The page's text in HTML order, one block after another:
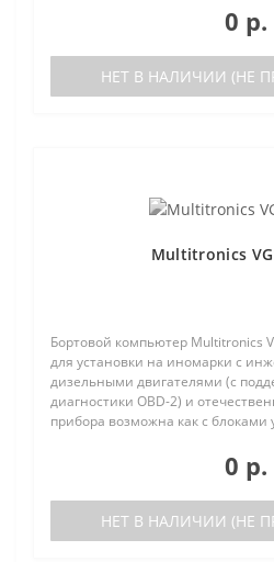
0 р.
НЕТ В НАЛИЧИИ (НЕ
Multitronics
Бортовой компьютер Multitronics
для установки на иномарки с
дизельными двигателями (с
диагностики OBD-2) и
прибора возможна как с блоками
0 р.
НЕТ В НАЛИЧИИ (НЕ